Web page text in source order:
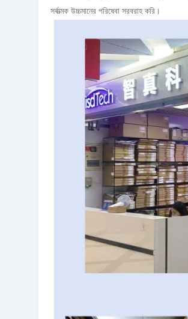
সর্বাত্মক উচ্চমানের পরিষেবা সরবরাহ করি।